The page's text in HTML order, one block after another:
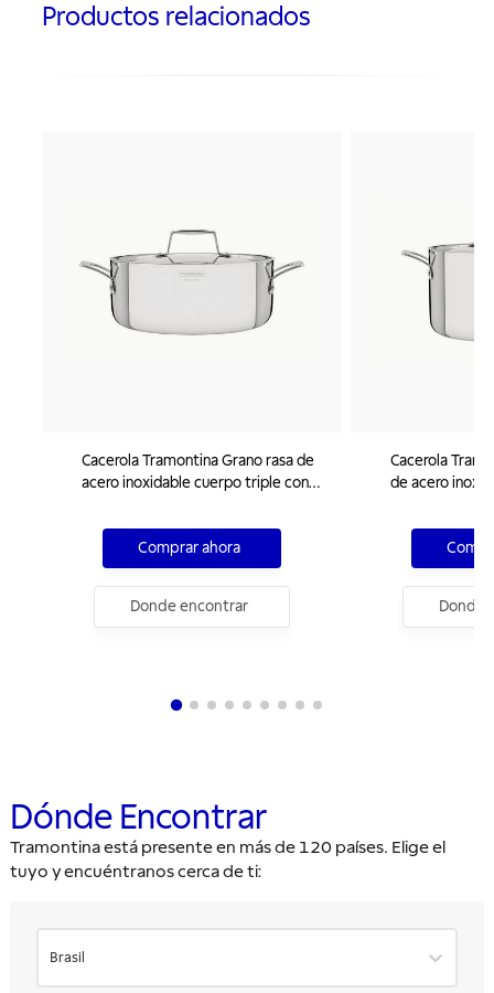
Productos relacionados
Cacerola Tramontina Grano rasa de
acero inoxidable cuerpo triple con
Comprar ahora
Donde encontrar
Cacerola
de acero
Donde
Dónde Encontrar
Tramontina está presente en más de 120 países. Elige el
tuyo y encuéntranos cerca de ti:
Brasil